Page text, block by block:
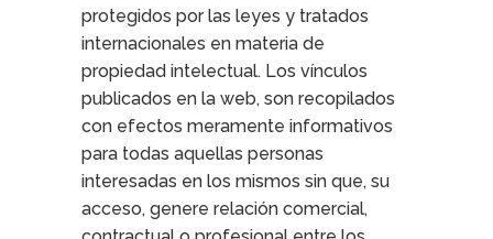
protegidos por las leyes y tratados
internacionales en materia de
propiedad intelectual. Los vínculos
publicados en la web, son recopilados
con efectos meramente informativos
para todas aquellas personas
interesadas en los mismos sin que, su
acceso, genere relación comercial,